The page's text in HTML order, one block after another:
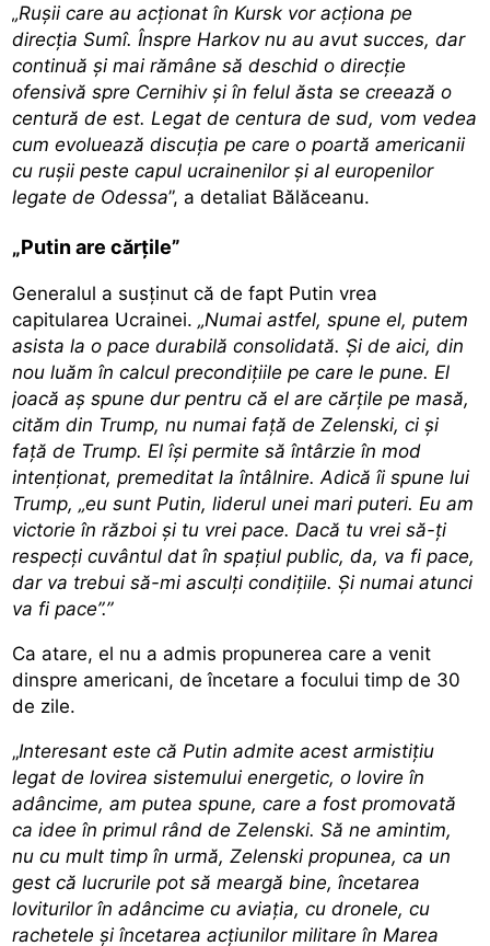
„Rușii care au acționat în Kursk vor acționa pe
direcția Sumî. Înspre Harkov nu au avut succes, dar
continuă și mai rămâne să deschid o direcție
ofensivă spre Cernihiv și în felul ăsta se creează o
centură de est. Legat de centura de sud, vom vedea
cum evoluează discuția pe care o poartă americanii
cu rușii peste capul ucrainenilor și al europenilor
legate de Odessa”, a detaliat Bălăceanu.
„Putin are cărțile”
Generalul a susținut că de fapt Putin vrea
capitularea Ucrainei.„Numai astfel, spune el, putem
asista la o pace durabilă consolidată. Și de aici, din
nou luăm în calcul precondițiile pe care le pune. El
joacă aș spune dur pentru că el are cărțile pe masă,
cităm din Trump, nu numai față de Zelenski, ci și
față de Trump. El își permite să întârzie în mod
intenționat, premeditat la întâlnire. Adică îi spune lui
Trump, „eu sunt Putin, liderul unei mari puteri. Eu am
victorie în război și tu vrei pace. Dacă tu vrei să-ți
respecți cuvântul dat în spațiul public, da, va fi pace,
dar va trebui să-mi asculți condițiile. Și numai atunci
va fi pace”.”
Ca atare, el nu a admis propunerea care a venit
dinspre americani, de încetare a focului timp de 30
de zile.
„Interesant este că Putin admite acest armistițiu
legat de lovirea sistemului energetic, o lovire în
adâncime, am putea spune, care a fost promovată
ca idee în primul rând de Zelenski. Să ne amintim,
nu cu mult timp în urmă, Zelenski propunea, ca un
gest că lucrurile pot să meargă bine, încetarea
loviturilor în adâncime cu aviația, cu dronele, cu
rachetele și încetarea acțiunilor militare în Marea